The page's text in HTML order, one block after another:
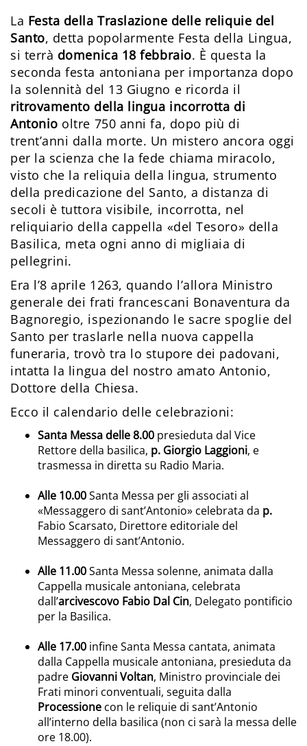
La Festa della Traslazione delle reliquie del
Santo, detta popolarmente Festa della Lingua,
si terrà domenica 18 febbraio. È questa la
seconda festa antoniana per importanza dopo
la solennità del 13 Giugno e ricorda il
ritrovamento della lingua incorrotta di
Antonio oltre 750 anni fa, dopo più di
trent’anni dalla morte. Un mistero ancora oggi
per la scienza che la fede chiama miracolo,
visto che la reliquia della lingua, strumento
della predicazione del Santo, a distanza di
secoli è tuttora visibile, incorrotta, nel
reliquiario della cappella «del Tesoro» della
Basilica, meta ogni anno di migliaia di
pellegrini.
Era l’8 aprile 1263, quando l’allora Ministro
generale dei frati francescani Bonaventura da
Bagnoregio, ispezionando le sacre spoglie del
Santo per traslarle nella nuova cappella
funeraria, trovò tra lo stupore dei padovani,
intatta la lingua del nostro amato Antonio,
Dottore della Chiesa.
Ecco il calendario delle celebrazioni:
Santa Messa delle 8.00 presieduta dal Vice
Rettore della basilica, p. Giorgio Laggioni, e
trasmessa in diretta su Radio Maria.
Alle 10.00Santa Messa per gli associati al
«Messaggero di sant’Antonio» celebrata da p.
Fabio Scarsato, Direttore editoriale del
Messaggero di sant’Antonio.
Alle 11.00Santa Messa solenne, animata dalla
Cappella musicale antoniana, celebrata
dall’arcivescovo Fabio Dal Cin, Delegato pontificio
per la Basilica.
Alle 17.00 infine Santa Messa cantata, animata
dalla Cappella musicale antoniana, presieduta da
padre Giovanni Voltan, Ministro provinciale dei
Frati minori conventuali, seguita dalla
Processione con le reliquie di sant’Antonio
all’interno della basilica (non ci sarà la messa delle
ore 18.00).